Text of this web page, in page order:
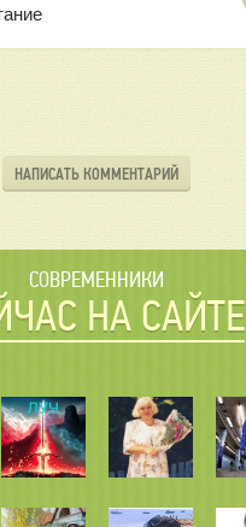
НАПИСАТЬ КОММЕНТАРИЙ
СОВРЕМЕННИКИ
НА САЙТЕ